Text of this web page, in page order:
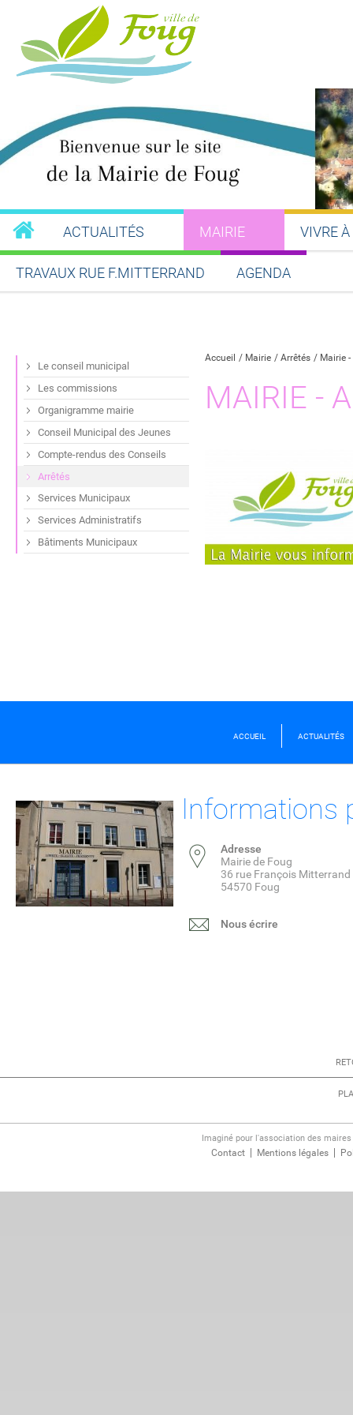
ACTUALITÉS MAIRIE VIVRE
TRAVAUX RUE F.MITTERRAND AGENDA
Accueil Mairie Arrêtés Mairie
MAIRIE -
Le conseil municipal
Les commissions
Organigramme mairie
Conseil Municipal des Jeunes
Compte-rendus des Conseils
Arrêtés
Services Municipaux
Services Administratifs
Bâtiments Municipaux
ACCUEIL ACTUALITÉS
Informations
Adresse
Mairie de Foug
36 rue François Mitterrand
54570 Foug
Nous écrire
Imaginé pour l'association des
Contact Mentions légales